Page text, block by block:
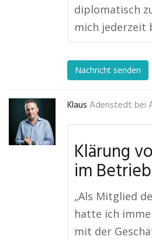
diplomatisch
mich jederzeit
Nachricht senden
Klaus Adenstedt bei
Klärung
im
„Als Mitglied
hatte ich
mit der